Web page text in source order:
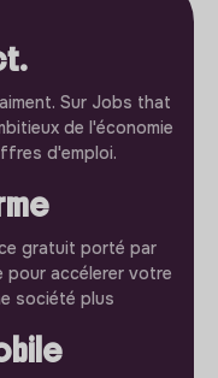
Sur Jobs that
de l'économie
d'emploi.
gratuit porté par
pour accélerer votre
société plus